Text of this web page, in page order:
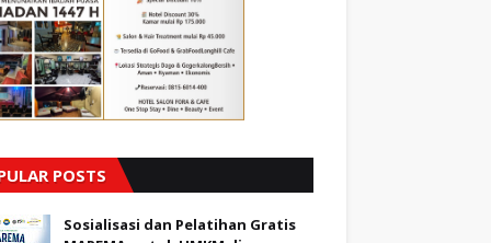
POSTS
Sosialisasi dan Pelatihan Gratis